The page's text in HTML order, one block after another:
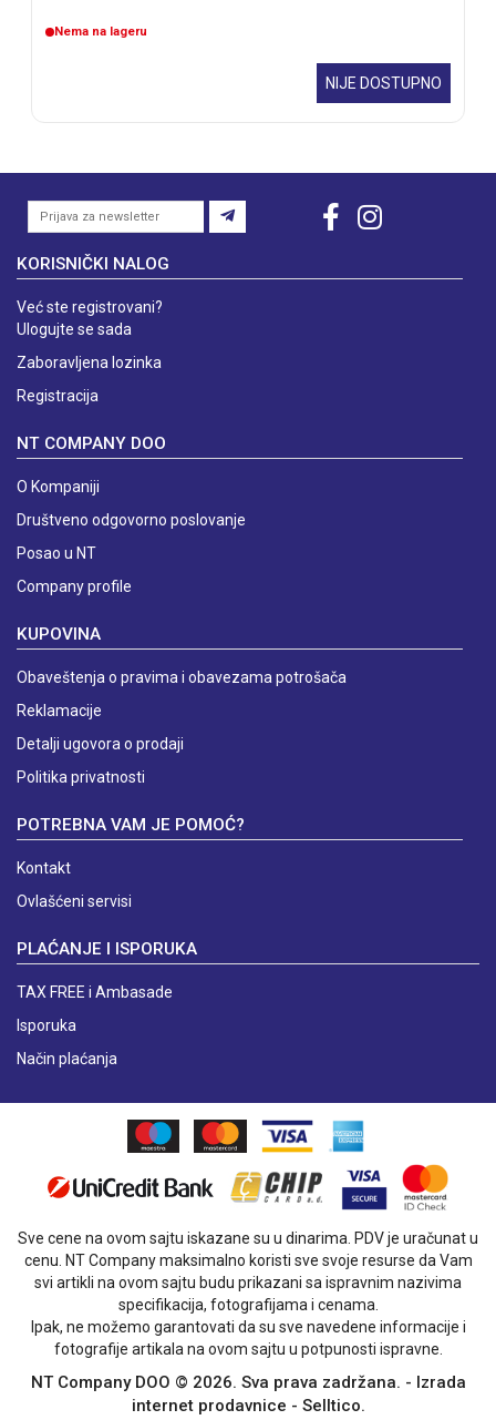
Nema na lageru
NIJE
KORISNIČKI NALOG
Već ste registrovani?
Ulogujte se sada
Zaboravljena lozinka
Registracija
NT COMPANY DOO
O Kompaniji
Društveno odgovorno poslovanje
Posao u NT
Company profile
KUPOVINA
Obaveštenja o pravima i obavezama potrošača
Reklamacije
Detalji ugovora o prodaji
Politika privatnosti
POTREBNA VAM JE POMOĆ?
Kontakt
Ovlašćeni servisi
PLAĆANJE I ISPORUKA
TAX FREE i Ambasade
Isporuka
Način plaćanja
Sve cene na ovom sajtu iskazane su u dinarima. PDV je uračunat u
cenu. NT Company maksimalno koristi sve svoje resurse da Vam
svi artikli na ovom sajtu budu prikazani sa ispravnim nazivima
specifikacija, fotografijama i cenama.
Ipak, ne možemo garantovati da su sve navedene informacije i
fotografije artikala na ovom sajtu u potpunosti ispravne.
NT Company DOO © 2026. Sva prava zadržana. - Izrada
internet prodavnice - Selltico.